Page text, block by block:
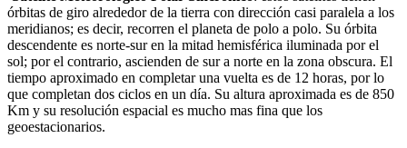
órbitas de giro alrededor de la tierra con dirección casi paralela a los
meridianos; es decir, recorren el planeta de polo a polo. Su órbita
descendente es norte-sur en la mitad hemisférica iluminada por el
sol; por el contrario, ascienden de sur a norte en la zona obscura. El
tiempo aproximado en completar una vuelta es de 12 horas, por lo
que completan dos ciclos en un día. Su altura aproximada es de 850
Km y su resolución espacial es mucho mas fina que los
geoestacionarios.